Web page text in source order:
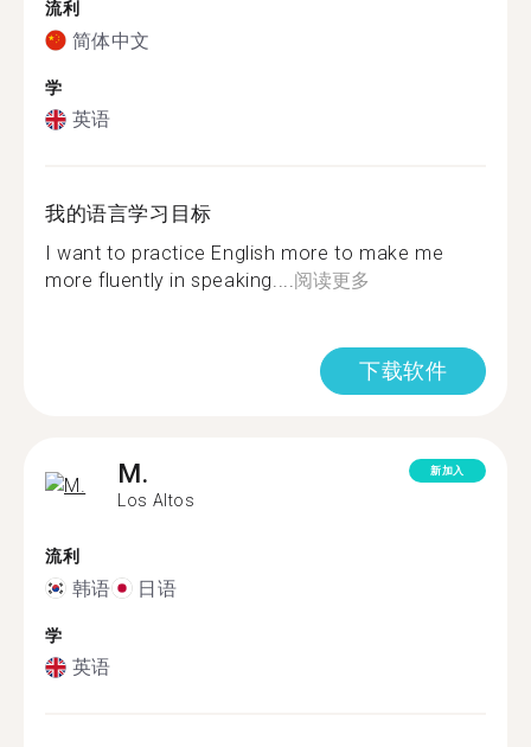
流利
简体中文
学
英语
我的语言学习目标
I want to practice English more to make me
more fluently in speaking....阅读更多
下载软件
M.
Los Altos
新加入
流利
韩语 日语
学
英语